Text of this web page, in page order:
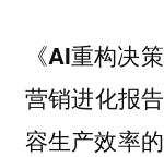
《AI重构决
营销进化报告
容生产效率